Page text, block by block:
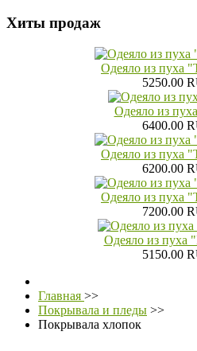
Хиты продаж
Одеяло из пуха
5250.00
Одеяло из
6400.00
Одеяло из пуха
6200.00
Одеяло из пуха
7200.00
Одеяло из пуха
5150.00
Главная >>
Покрывала и пледы >>
Покрывала хлопок